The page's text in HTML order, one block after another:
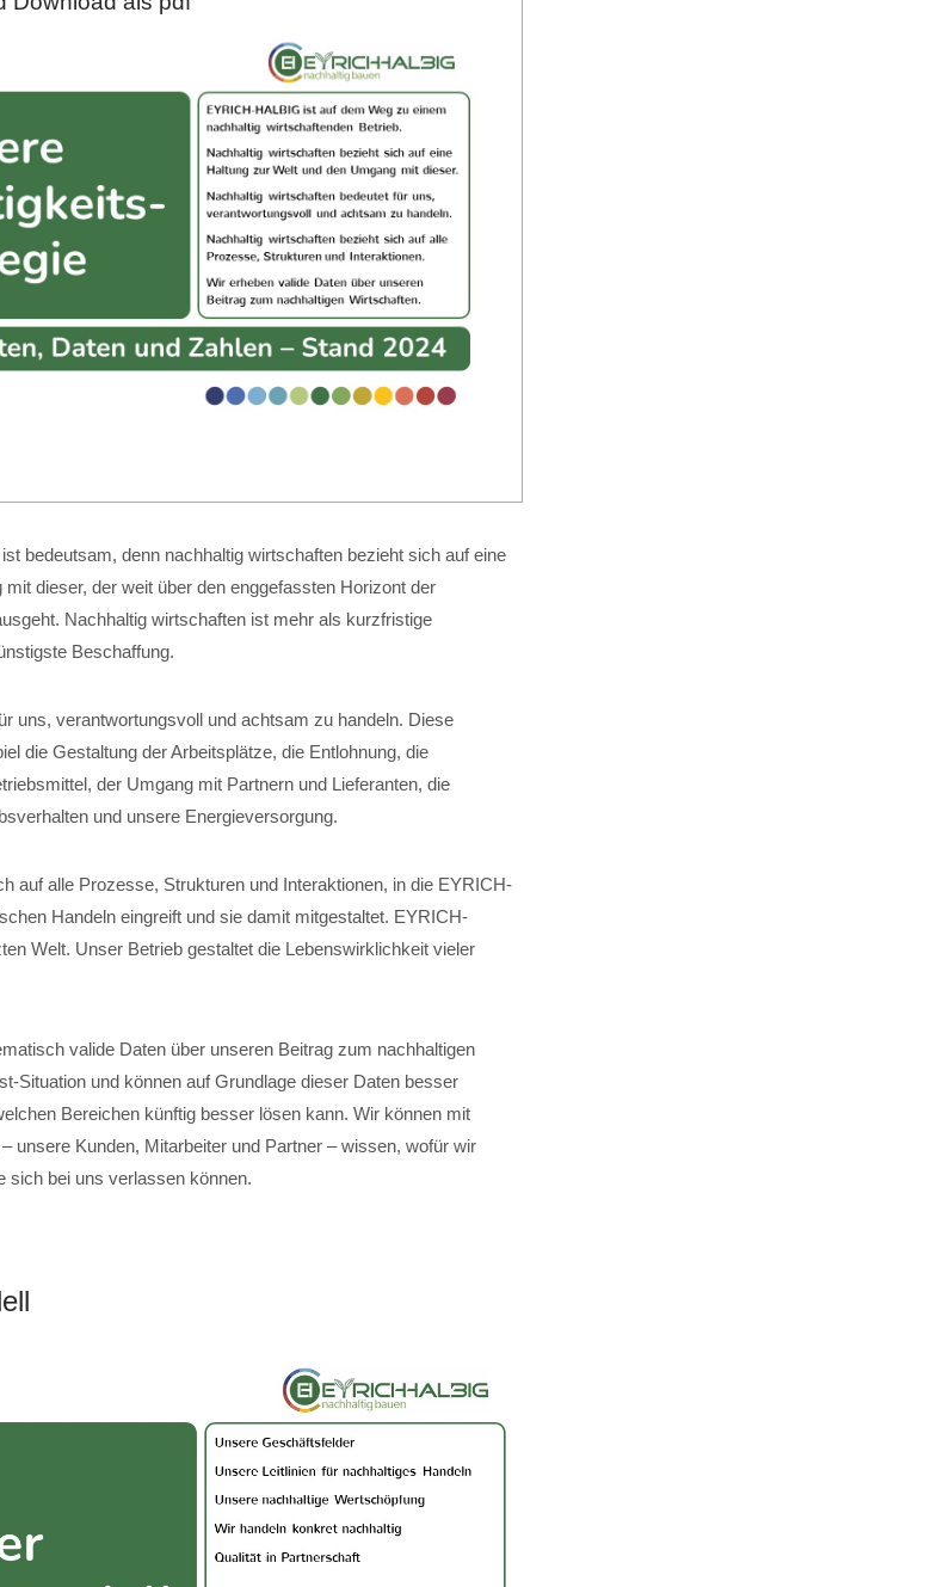
bedeutsam, denn nachhaltig wirtschaften bezieht sich auf eine
dieser, der weit über den enggefassten Horizont der
Nachhaltig wirtschaften ist mehr als kurzfristige
Beschaffung.
uns, verantwortungsvoll und achtsam zu handeln. Diese
die Gestaltung der Arbeitsplätze, die Entlohnung, die
der Umgang mit Partnern und Lieferanten, die
und unsere Energieversorgung.
auf alle Prozesse, Strukturen und Interaktionen, in die EYRICH-
Handeln eingreift und sie damit mitgestaltet. EYRICH-
Welt. Unser Betrieb gestaltet die Lebenswirklichkeit vieler
valide Daten über unseren Beitrag zum nachhaltigen
Situation und können auf Grundlage dieser Daten besser
Bereichen künftig besser lösen kann. Wir können mit
unsere Kunden, Mitarbeiter und Partner – wissen, wofür wir
sich bei uns verlassen können.